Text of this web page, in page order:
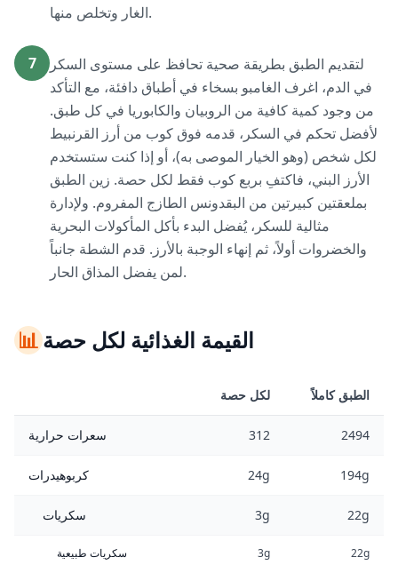
الغار وتخلص منها.
7
لتقديم الطبق بطريقة صحية تحافظ على مستوى السكر
في الدم، اغرف الغامبو بسخاء في أطباق دافئة، مع التأكد
من وجود كمية كافية من الروبيان والكابوريا في كل طبق.
لأفضل تحكم في السكر، قدمه فوق كوب من أرز القرنبيط
لكل شخص (وهو الخيار الموصى به)، أو إذا كنت ستستخدم
الأرز البني، فاكتفِ بربع كوب فقط لكل حصة. زين الطبق
بملعقتين كبيرتين من البقدونس الطازج المفروم. ولإدارة
مثالية للسكر، يُفضل البدء بأكل المأكولات البحرية
والخضروات أولاً، ثم إنهاء الوجبة بالأرز. قدم الشطة جانباً
لمن يفضل المذاق الحار.
📊القيمة الغذائية لكل حصة
لكل حصة الطبق كاملاً
سعرات حرارية 312 2494
كربوهيدرات 24g 194g
سكريات 3g 22g
سكريات طبيعية 3g 22g